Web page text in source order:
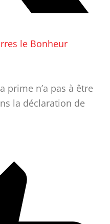
le Bonheur
prime n’a pas à être
la déclaration de